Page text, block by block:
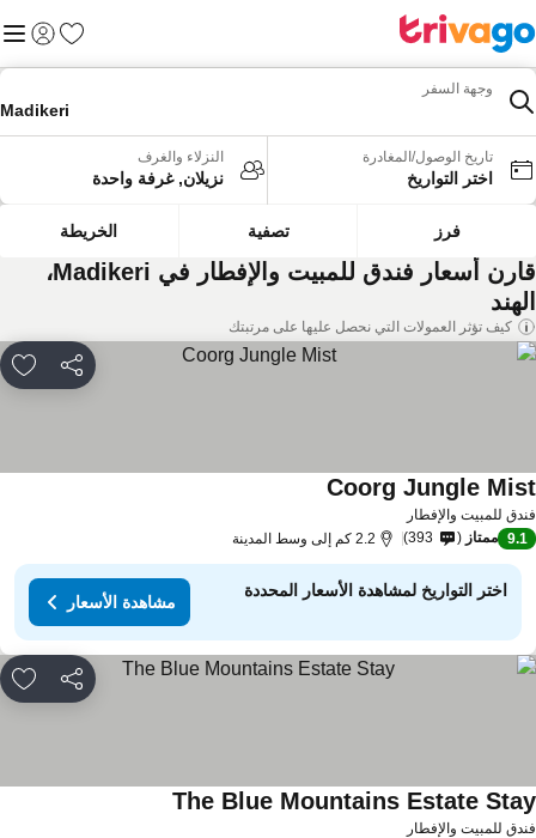
المفضلة
تسجيل
وجهة السفر
Madikeri
تاريخ الوصول/المغادرة
اختر التواريخ
النزلاء والغرف
نزيلان, غرفة واحدة
فرز تصفية الخريطة
قارن أسعار فندق للمبيت والإفطار في Madikeri،
كيف تؤثر العمولات التي نحصل عليها على مرتبتك
مشاركة
للمبيت والإفطار
Coorg Jungle
9.1 ممتاز 393 2.2 كم إلى وسط المدينة
اختر التواريخ لمشاهدة الأسعار المحددة
مشاهدة الأسعار
مشاركة
للمبيت والإفطار
The Blue Mountains Estate